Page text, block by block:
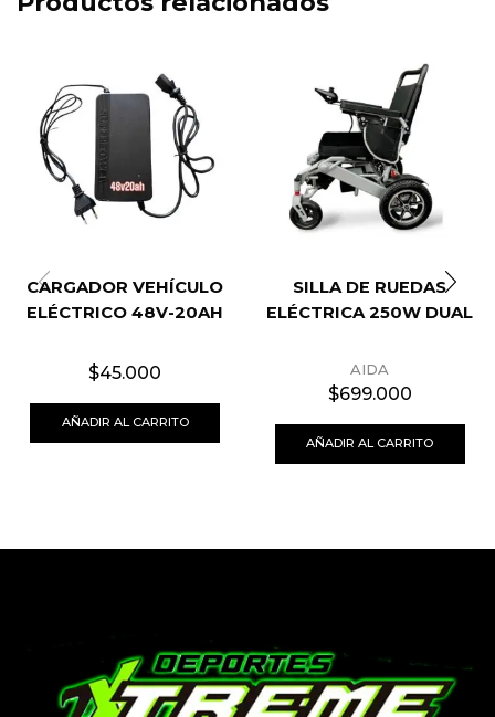
CARGADOR VEHÍCULO
ELÉCTRICO 48V-20AH
$45.000
AÑADIR AL CARRITO
SILLA DE RUEDAS
ELÉCTRICA 250W DUAL
AIDA
$699.000
AÑADIR AL CARRITO